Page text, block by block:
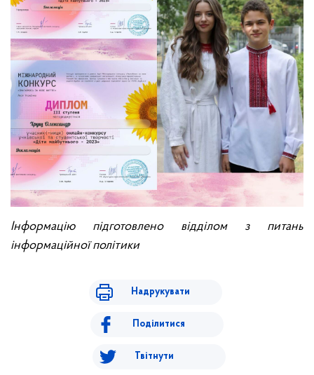
Інформацію підготовлено відділом з питань
інформаційної політики
Надрукувати
Поділитися
Твітнути